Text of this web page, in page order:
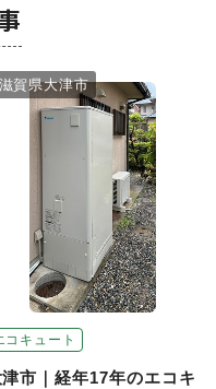
コキュート
滋賀県大津市
津市｜経年17年のエコキ